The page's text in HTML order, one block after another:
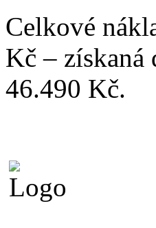
Celkové
Kč –
46.490 Kč.